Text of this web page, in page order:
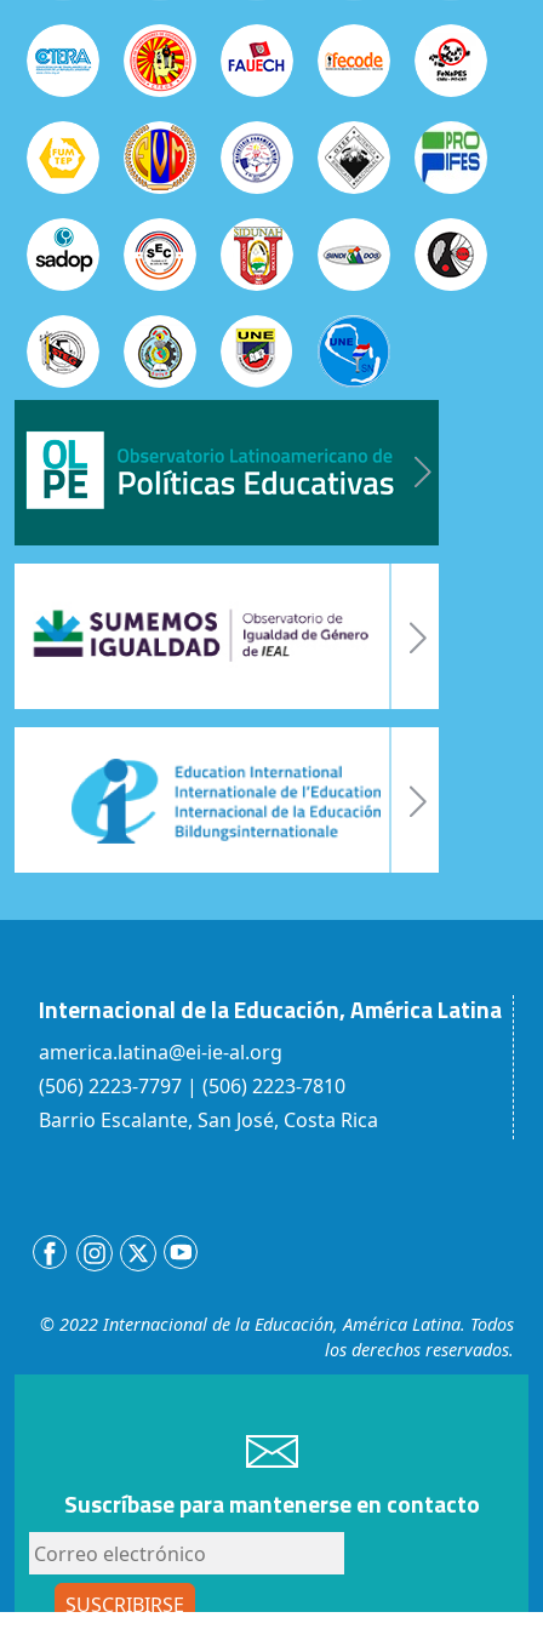
Internacional de la Educación, América Latina
america.latina@ei-ie-al.org
(506) 2223-7797 | (506) 2223-7810
Barrio Escalante, San José, Costa Rica
© 2022 Internacional de la Educación, América Latina. Todos
los derechos reservados.
Suscríbase para mantenerse en contacto